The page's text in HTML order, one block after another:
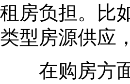
租房负担。比
类型房源供应
在购房方面